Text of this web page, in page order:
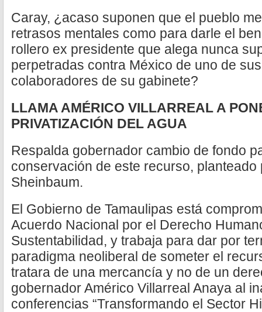
Caray, ¿acaso suponen que el pueblo
retrasos mentales como para darle el
rollero ex presidente que alega nunca
perpetradas contra México de uno de
colaboradores de su gabinete?
LLAMA AMÉRICO VILLARREAL A
PRIVATIZACIÓN DEL AGUA
Respalda gobernador cambio de fondo
conservación de este recurso,
Sheinbaum.
El Gobierno de Tamaulipas está
Acuerdo Nacional por el Derecho
Sustentabilidad, y trabaja para dar por
paradigma neoliberal de someter el
tratara de una mercancía y no de un
gobernador Américo Villarreal Anaya al
conferencias “Transformando el Sector